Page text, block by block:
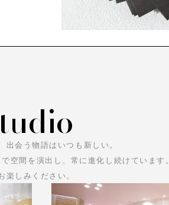
出会う物語はいつも新しい。
空間を演出し、常に進化し続けています。
楽しみください。